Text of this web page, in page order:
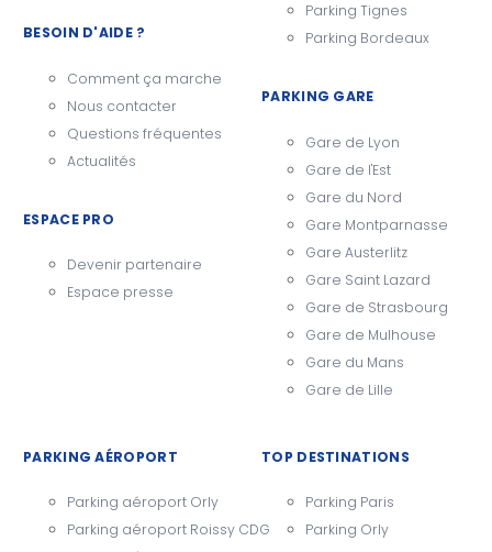
BESOIN D'AIDE ?
Comment ça marche
Nous contacter
Questions fréquentes
Actualités
ESPACE PRO
Devenir partenaire
Espace presse
Parking Tignes
Parking Bordeaux
PARKING GARE
Gare de Lyon
Gare de l'Est
Gare du Nord
Gare Montparnasse
Gare Austerlitz
Gare Saint Lazard
Gare de Strasbourg
Gare de Mulhouse
Gare du Mans
Gare de Lille
PARKING AÉROPORT
Parking aéroport Orly
Parking aéroport Roissy CDG
TOP DESTINATIONS
Parking Paris
Parking Orly